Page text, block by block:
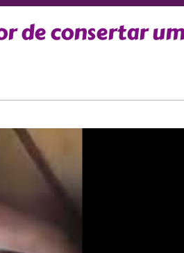
de consertar